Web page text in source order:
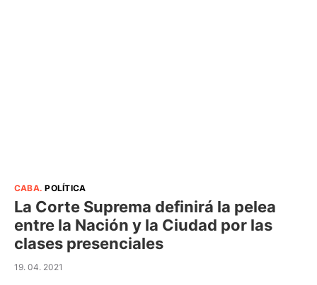
CABA.POLÍTICA
La Corte Suprema definirá la pelea
entre la Nación y la Ciudad por las
clases presenciales
19. 04. 2021